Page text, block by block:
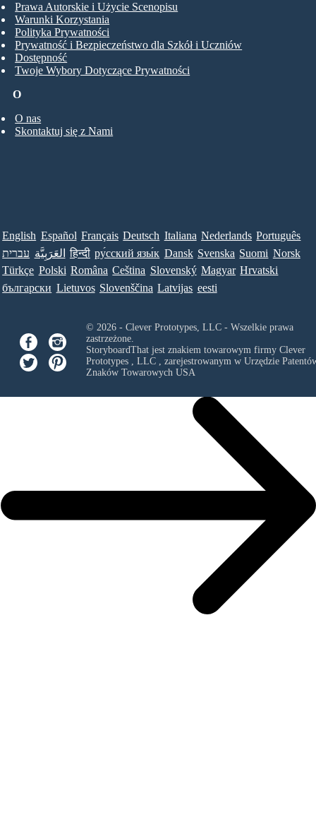
O
O nas
Skontaktuj się z Nami
Prawa Autorskie i Użycie Scenopisu
Warunki Korzystania
Polityka Prywatności
Prywatność i Bezpieczeństwo dla Szkół i Uczniów
Dostępność
Twoje Wybory Dotyczące Prywatności
English Español Français Deutsch Italiana Nederlands Português
עברית العَرَبِيَّة हिन्दी ру́сский язы́к Dansk Svenska Suomi Norsk
Türkçe Polski Româna Ceština Slovenský Magyar Hrvatski
български Lietuvos Slovenščina Latvijas eesti
© 2026 - Clever Prototypes, LLC - Wszelkie prawa
zastrzeżone.
StoryboardThat jest znakiem towarowym firmy Clever
Prototypes , LLC, zarejestrowanym w Urzędzie
Znaków Towarowych USA